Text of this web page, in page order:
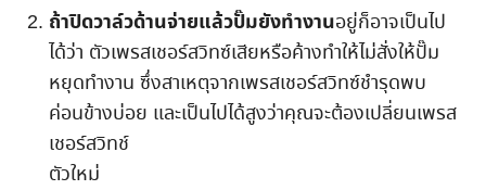
ถ้าปิดวาล์วด้านจ่ายแล้วปั๊มยังทำงานอยู่ก็อาจเป็นไป
ได้ว่า ตัวเพรสเชอร์สวิทซ์เสียหรือค้างทำให้ไม่สั่งให้ปั๊ม
หยุดทำงาน ซึ่งสาเหตุจากเพรสเชอร์สวิทซ์ชำรุดพบ
ค่อนข้างบ่อย และเป็นไปได้สูงว่าคุณจะต้องเปลี่ยนเพรส
เชอร์สวิทช์
ตัวใหม่